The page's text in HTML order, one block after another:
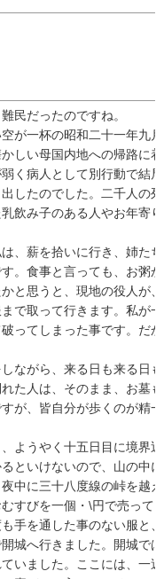
民だったのですね。
が一杯の昭和二十一年九
しい母国内地への帰路に
く病人として別行動で結
したのでした。二千人の
飲み子のある人やお年寄
、薪を拾いに行き、姉た
。食事と言っても、お粥
と思うと、現地の役人が
で取って行きます。私が
ってしまった事です。だ
ながら、来る日も来る日
た人は、そのまま、お墓
が、皆自分が歩くのが精
ようやく十五日目に境界
といけないので、山の中
中に三十八度線の峠を越
すびを一個・\円で売って
手を通した事のない服と
城へ行きました。開城で
いました。ここには、一